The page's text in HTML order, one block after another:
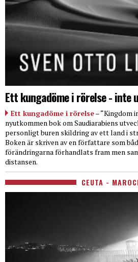
Ett kungadöme i rörelse - inte
Ett kungadöme i rörelse– “Kingdom
nyutkommen bok om Saudiarabiens
personligt buren skildring av ett land i
Boken är skriven av en författare som
förändringarna förhandlats fram men
distansen.
CEUTA -